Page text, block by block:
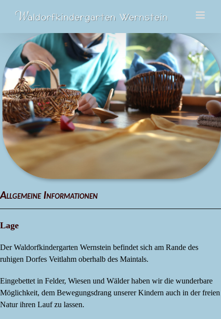
Inhalt
Allgemeine Informationen
Lage
Der Waldorfkindergarten Wernstein befindet sich am Rande des
ruhigen Dorfes Veitlahm oberhalb des Maintals.
Eingebettet in Felder, Wiesen und Wälder haben wir die wunderbare
Möglichkeit, dem Bewegungsdrang unserer Kindern auch in der freien
Natur ihren Lauf zu lassen.